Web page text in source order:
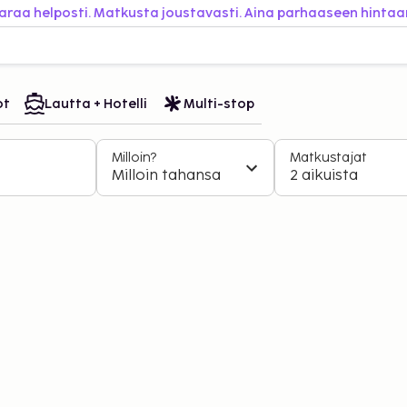
helposti. Matkusta joustavasti. Aina parhaaseen
Lautta + Hotelli Multi-stop
Milloin?
Milloin tahansa
Matkustajat
2 aikuista